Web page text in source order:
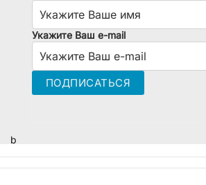
Укажите Ваш e-mail
b